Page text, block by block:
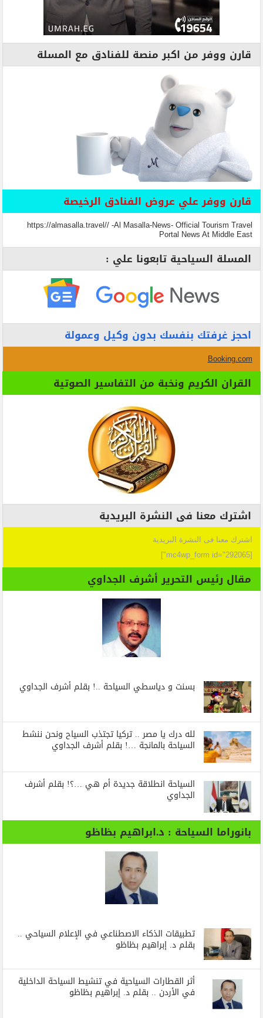
قارن ووفر من اكبر منصة للفنادق مع المسلة
قارن ووفر علي عروض الفنادق الرخيصة
https://almasalla.travel// -Al Masalla-News- Official Tourism Travel
Portal News At Middle East
المسلة السياحية تابعونا علي :
احجز غرفتك بنفسك بدون وكيل وعمولة
Booking.com
القران الكريم ونخبة من التفاسير الصوتية
اشترك معنا فى النشرة البريدية
اشترك معنا فى النشرة البريدية
[mc4wp_form id="292065"]
مقال رئيس التحرير أشرف الجداوي
بسنت و دياسطي السياحة ..! بقلم أشرف الجداوي
لله درك يا مصر .. تركيا تجتذب السياح ونحن ننشط
السياحة بالمانجة …! بقلم أشرف الجداوي
السياحة انطلاقة جديدة أم هي …؟! بقلم أشرف
الجداوي
بانوراما السياحة : د.ابراهيم بظاظو
تطبيقات الذكاء الاصطناعي في الإعلام السياحي ..
بقلم د. إبراهيم بظاظو
أثر القطارات السياحية في تنشيط السياحة الداخلية
في الأردن .. بقلم د. إبراهيم بظاظو